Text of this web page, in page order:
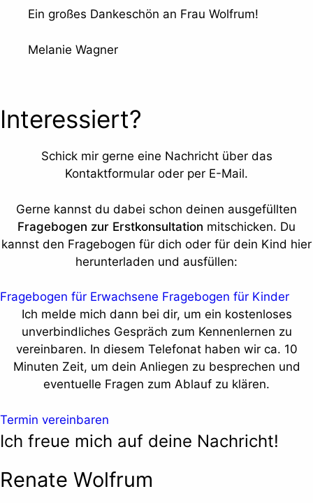
Ein großes Dankeschön an Frau Wolfrum!
Melanie Wagner
Interessiert?
Schick mir gerne eine Nachricht über das
Kontaktformular oder per E-Mail.
Gerne kannst du dabei schon deinen ausgefüllten
Fragebogen zur Erstkonsultation mitschicken. Du
kannst den Fragebogen für dich oder für dein Kind hier
herunterladen und ausfüllen:
Fragebogen für Erwachsene Fragebogen für Kinder
Ich melde mich dann bei dir, um ein kostenloses
unverbindliches Gespräch zum Kennenlernen zu
vereinbaren. In diesem Telefonat haben wir ca. 10
Minuten Zeit, um dein Anliegen zu besprechen und
eventuelle Fragen zum Ablauf zu klären.
Termin vereinbaren
Ich freue mich auf deine Nachricht!
Renate Wolfrum